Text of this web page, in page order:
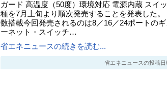
ガード 高温度（50度）環境対応 電源内蔵 スイ
種を7月上旬より順次発売することを発表した。
数搭載今回発売されるのは8／16／24ポートの
ーネット・スイッチ…
省エネニュースの続きを読む...
省エネニュースの投稿日